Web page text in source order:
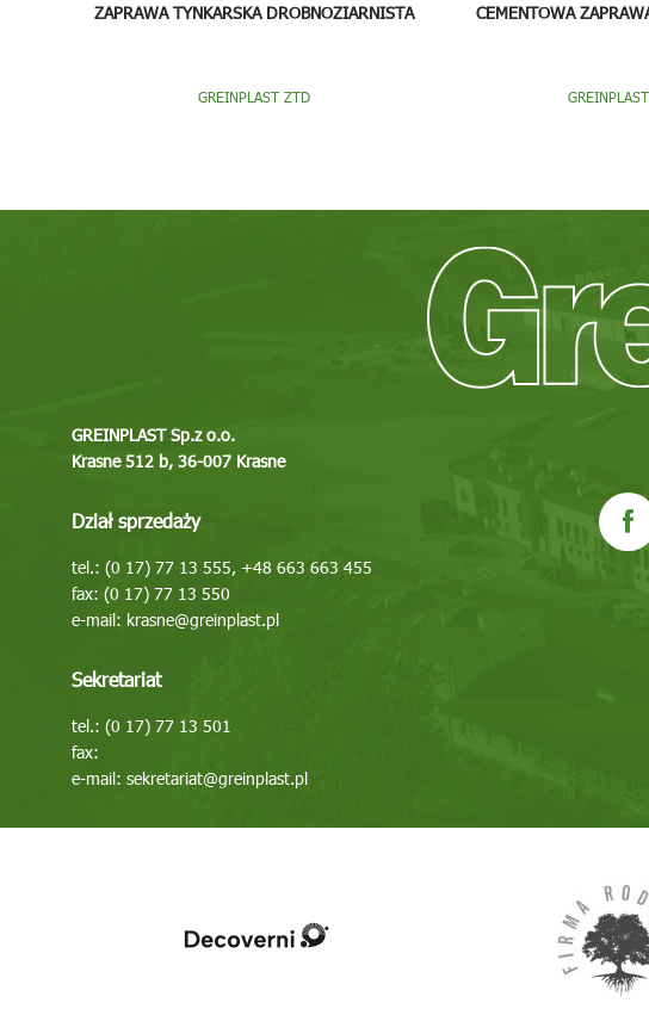
ZAPRAWA TYNKARSKA DROBNOZIARNISTA
GREINPLAST ZTD
CEMENTOWA
GREINPLAST Sp.z o.o.
Krasne 512 b, 36-007 Krasne
Dział sprzedaży
tel.: (0 17) 77 13 555, +48 663 663 455
fax: (0 17) 77 13 550
e-mail: krasne@greinplast.pl
Sekretariat
tel.: (0 17) 77 13 501
fax:
e-mail: sekretariat@greinplast.pl